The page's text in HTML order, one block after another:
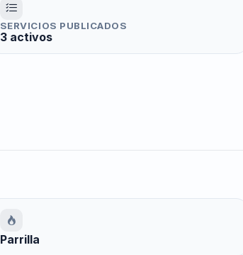
SERVICIOS PUBLICADOS
3 activos
Parrilla